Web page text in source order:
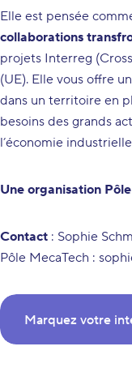
Elle est pensée
collaborations
projets Interreg
(UE). Elle vous offre
dans un territoire en
besoins des grands
l’économie
Une organisation
Contact : Sophie
Pôle MecaTech :
Marquez votre